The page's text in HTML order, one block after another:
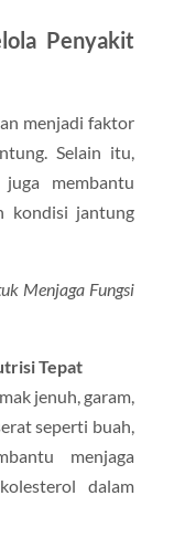
Penyakit
menjadi faktor
Selain itu,
membantu
kondisi jantung
Menjaga Fungsi
Tepat
jenuh, garam,
seperti buah,
menjaga
dalam